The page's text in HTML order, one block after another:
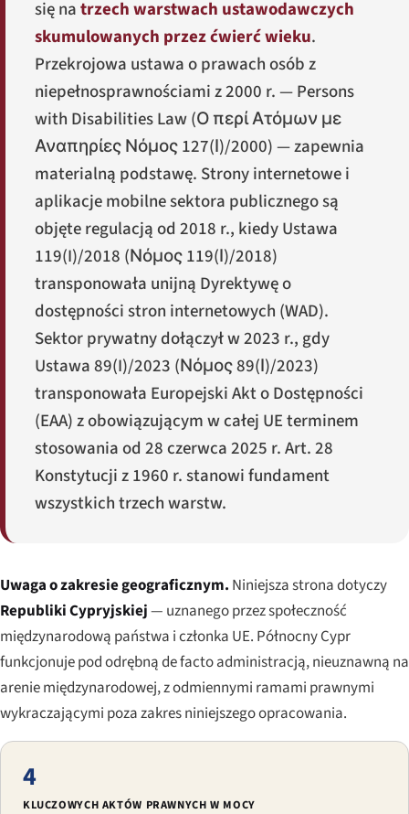
się natrzech warstwach ustawodawczych
skumulowanych przez ćwierć wieku.
Przekrojowa ustawa o prawach osób z
niepełnosprawnościami z 2000 r. — Persons
with Disabilities Law (Ο περί Ατόμων με
Αναπηρίες Νόμος 127(Ι)/2000) — zapewnia
materialną podstawę. Strony internetowe i
aplikacje mobilne sektora publicznego są
objęte regulacją od 2018 r., kiedy Ustawa
119(I)/2018 (Νόμος 119(Ι)/2018)
transponowała unijną Dyrektywę o
dostępności stron internetowych (WAD).
Sektor prywatny dołączył w 2023 r., gdy
Ustawa 89(I)/2023 (Νόμος 89(Ι)/2023)
transponowała Europejski Akt o Dostępności
(EAA) z obowiązującym w całej UE terminem
stosowania od 28 czerwca 2025 r. Art. 28
Konstytucji z 1960 r. stanowi fundament
wszystkich trzech warstw.
Uwaga o zakresie geograficznym. Niniejsza strona dotyczy
Republiki Cypryjskiej— uznanego przez społeczność
międzynarodową państwa i członka UE. Północny Cypr
funkcjonuje pod odrębną de facto administracją, nieuznawną na
arenie międzynarodowej, z odmiennymi ramami prawnymi
wykraczającymi poza zakres niniejszego opracowania.
4
KLUCZOWYCH AKTÓW PRAWNYCH W MOCY